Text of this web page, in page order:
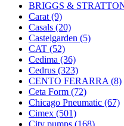
BRIGGS &
Carat (9)
Casals (20)
Castelgarden (5)
CAT (52)
Cedima (36)
Cedrus (323)
CENTO FERARRA (8)
Ceta Form (72)
Chicago Pneumatic (67)
Cimex (501)
City pumps (168)